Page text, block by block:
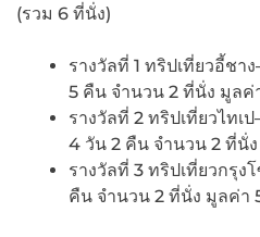
(รวม 6 ที่นั่ง)
รางวัลที่ 1 ทริปเที่ยวอี้ชา
5 คืน จำนวน 2 ที่นั่ง มูลค่
รางวัลที่ 2 ทริปเที่ยวไทเ
4 วัน 2 คืน จำนวน 2 ที่นั่
รางวัลที่ 3 ทริปเที่ยวกรุง
คืน จำนวน 2 ที่นั่ง มูลค่า